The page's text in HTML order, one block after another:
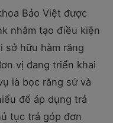
Bảo Việt được
nhằm tạo điều kiện
sở hữu hàm răng
vị đang triển khai
là bọc răng sứ và
để áp dụng trả
tục trả góp đơn